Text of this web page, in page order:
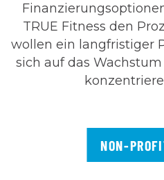
TRUE Fitness den
wollen ein langfristiger
sich auf das
NON-